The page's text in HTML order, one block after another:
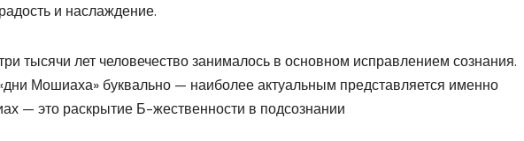
и наслаждение.
тысячи лет человечество занималось в основном исправлением сознания.
Мошиаха» буквально — наиболее актуальным представляется именно
— это раскрытие Б-жественности в подсознании